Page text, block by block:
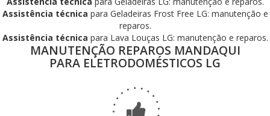
Assistência técnica para Geladeiras Frost Free LG: manutenção e
reparos.
Assistência técnica para Lava Louças LG: manutenção e reparos.
MANUTENÇÃO REPAROS MANDAQUI
PARA ELETRODOMÉSTICOS LG